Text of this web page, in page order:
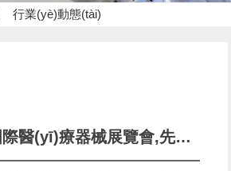
行業(yè)動態(tài)
第41屆西部國際醫(yī)療器械展覽會,先鋒醫(yī)療誠邀您的到來(2023.6.29-2023.7.1)